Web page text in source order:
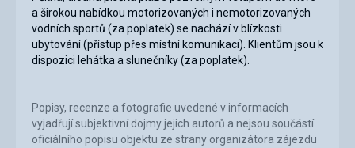
a širokou nabídkou motorizovaných i nemotorizovaných
vodních sportů (za poplatek) se nachází v blízkosti
ubytování (přístup přes místní komunikaci). Klientům jsou k
dispozici lehátka a slunečníky (za poplatek).
Popisy, recenze a fotografie uvedené v informacích
vyjadřují subjektivní dojmy jejich autorů a nejsou součástí
oficiálního popisu objektu ze strany organizátora zájezdu